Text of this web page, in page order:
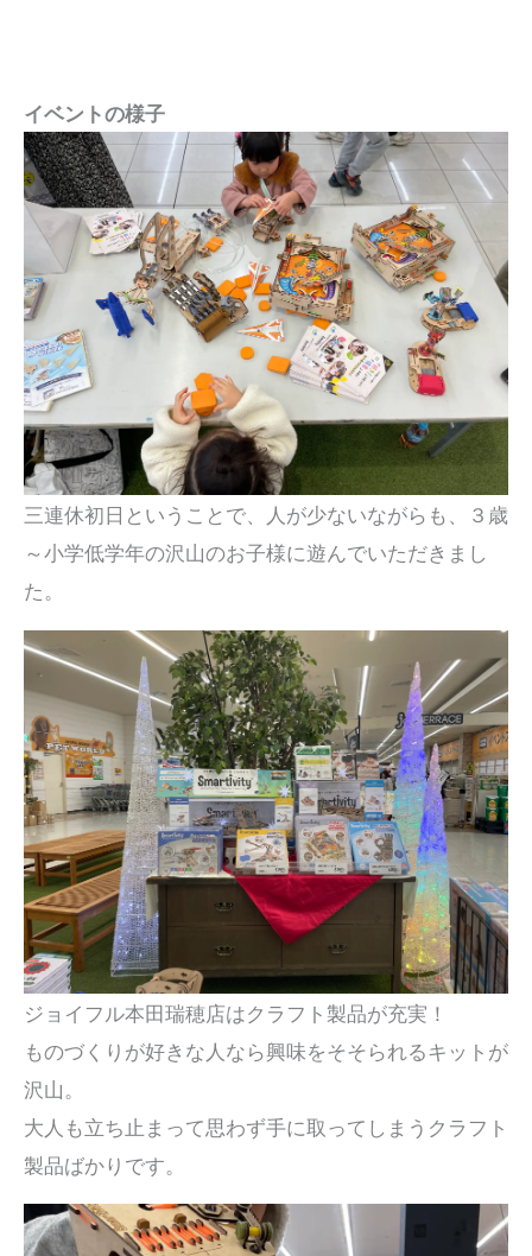
イベントの様子
三連休初日ということで、人が少ないながらも、３歳
～小学低学年の沢山のお子様に遊んでいただきまし
た。
ジョイフル本田瑞穂店はクラフト製品が充実！
ものづくりが好きな人なら興味をそそられるキットが
沢山。
大人も立ち止まって思わず手に取ってしまうクラフト
製品ばかりです。